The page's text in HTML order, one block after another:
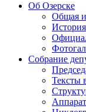
Об Озерске
Общая
Собрание
Тексты